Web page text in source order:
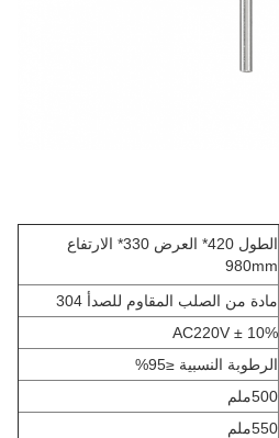
الطول 420* العرض 330* الارتفاع
980mm
مادة من الصلب المقاوم للصدأ 304
AC220V ± 10%
الرطوبة النسبية ≤95%
500ملم
550ملم